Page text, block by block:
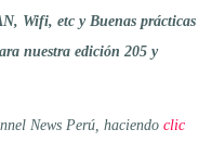
Wifi, etc y Buenas prácticas
nuestra edición 205 y
News Perú, haciendo clic